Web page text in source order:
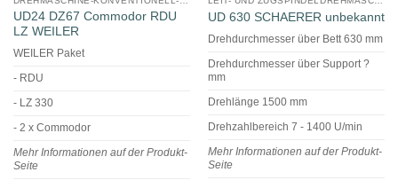
UD24 DZ67 Commodor RDU
LZ WEILER
WEILER Paket
- RDU
- LZ 330
- 2 x Commodor
Mehr Informationen auf der Produkt-
Seite
UD 630 SCHAERER unbekannt
Drehdurchmesser über Bett 630 mm
Drehdurchmesser über Support ?
mm
Drehlänge 1500 mm
Drehzahlbereich 7 - 1400 U/min
Mehr Informationen auf der Produkt-
Seite